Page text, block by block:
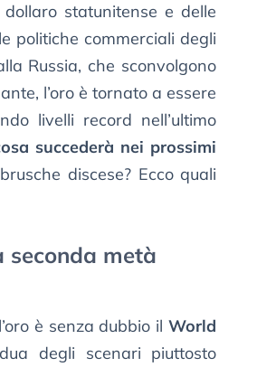
dollaro statunitense e delle
politiche commerciali degli
Russia, che sconvolgono
l’oro è tornato a essere
livelli record nell’ultimo
succederà nei prossimi
discese? Ecco quali
seconda metà
è senza dubbio ilWorld
degli scenari piuttosto